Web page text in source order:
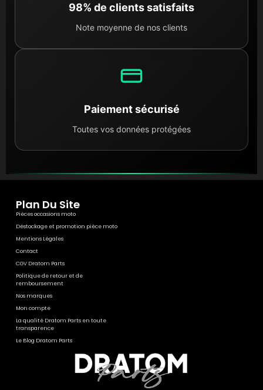
98% de clients satisfaits
Note moyenne de nos clients
Paiement sécurisé
Toutes vos données protégées
Plan Du Site
Pièces occasions moto
Déstockage et promotion pièce moto
Mentions Légales
Contact
CGV Dratom Parts
Politique de retour et de
remboursement
Nos marques
Mon compte
La qualité Dratom Parts en toute
transparence
Le Blog Dratom Parts